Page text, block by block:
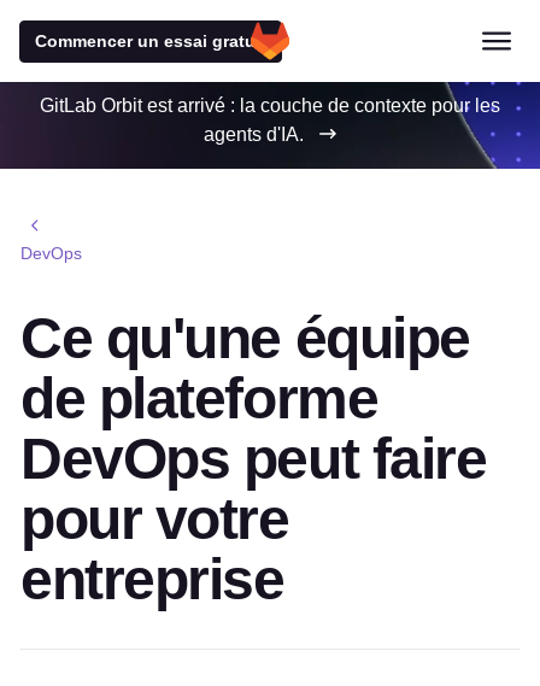
Commencer un essai gratuit
GitLab Orbit est arrivé : la couche de contexte pour les
agents d'IA.
DevOps
Ce qu'une équipe
de plateforme
DevOps peut faire
pour votre
entreprise